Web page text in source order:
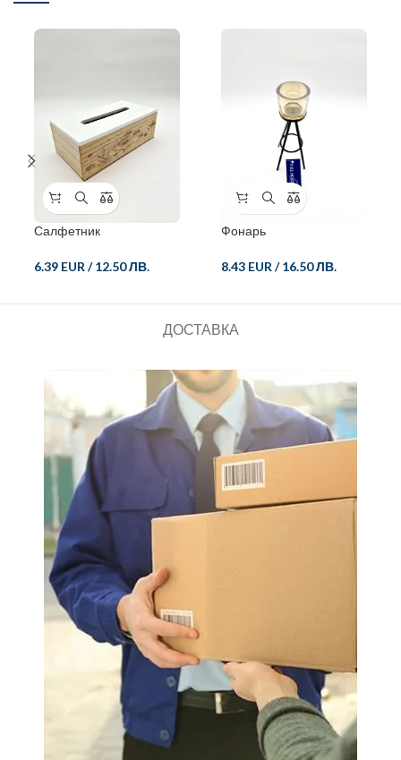
Салфетник
6.39 EUR /12.50 ЛВ.
Фонарь
8.43 EUR /16.50 ЛВ.
ДОСТАВКА